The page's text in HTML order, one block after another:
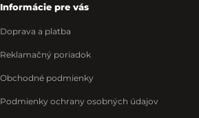
Informácie pre vás
Doprava a platba
Reklamačný poriadok
Obchodné podmienky
Podmienky ochrany osobných údajov